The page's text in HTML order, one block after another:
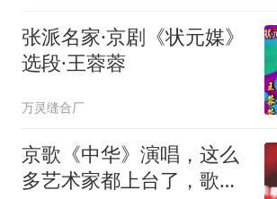
张派名家·京剧《状元媒》
选段·王蓉蓉
万灵缝合厂
京歌《中华》演唱，这么
多艺术家都上台了，歌曲